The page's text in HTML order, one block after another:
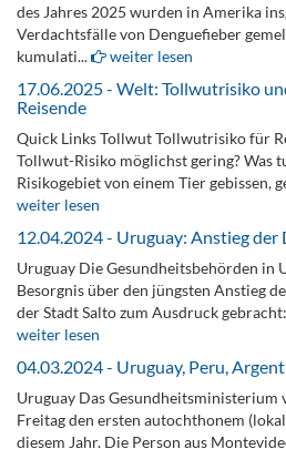
des Jahres 2025 wurden in Amerika
Verdachtsfälle von Denguefieber
kumulati...
weiter lesen
17.06.2025 - Welt: Tollwutrisiko
Reisende
Quick Links Tollwut Tollwutrisiko für
Tollwut-Risiko möglichst gering? Was
Risikogebiet von einem Tier gebissen,
weiter lesen
12.04.2024 - Uruguay: Anstieg der
Uruguay Die Gesundheitsbehörden in
Besorgnis über den jüngsten Anstieg
der Stadt Salto zum Ausdruck
weiter lesen
04.03.2024 - Uruguay, Peru,
Uruguay Das Gesundheitsministerium
Freitag den ersten autochthonem
diesem Jahr. Die Person aus